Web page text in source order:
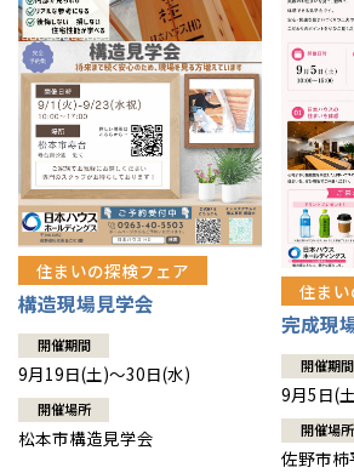
住まいの探検フェア
構造現場見学会
開催期間
9月19日(土)～30日(水)
開催場所
松本市構造見学会
住ま
完成現
開催期間
9月5日(
開催場所
佐野市